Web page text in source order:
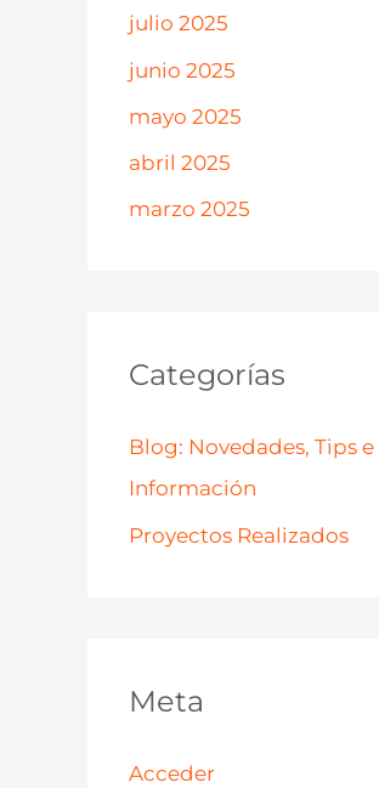
julio 2025
junio 2025
mayo 2025
abril 2025
marzo 2025
Categorías
Blog: Novedades, Tips e
Información
Proyectos Realizados
Meta
Acceder